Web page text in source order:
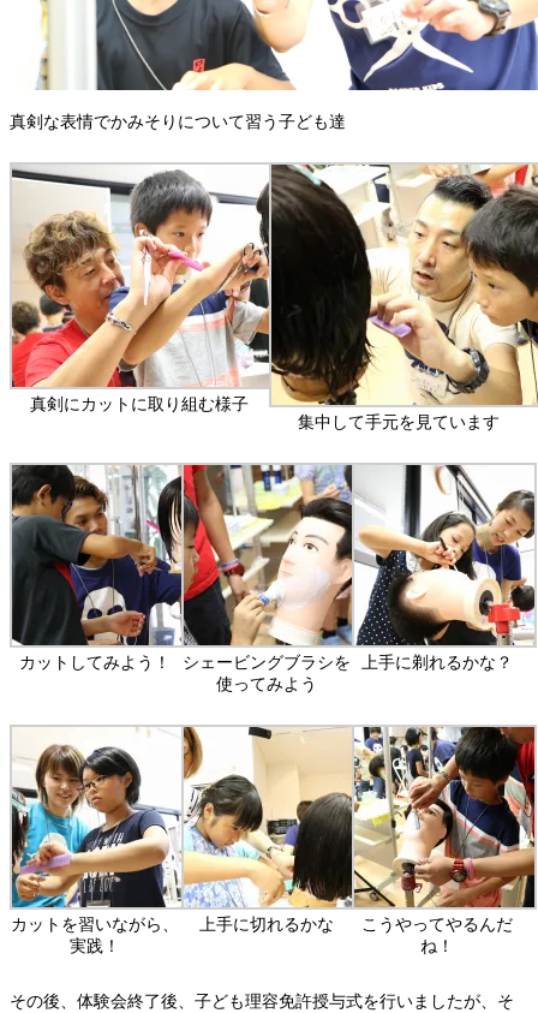
真剣な表情でかみそりについて習う子ども達
真剣にカットに取り組む様子
集中して手元を見ています
カットしてみよう！
シェービングブラシを
使ってみよう
上手に剃れるかな？
カットを習いながら、
実践！
上手に切れるかな
こうやってやるんだ
ね！
その後、体験会終了後、子ども理容免許授与式を行いましたが、そ